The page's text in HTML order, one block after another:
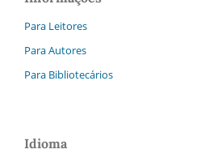
Para Leitores
Para Autores
Para Bibliotecários
Idioma